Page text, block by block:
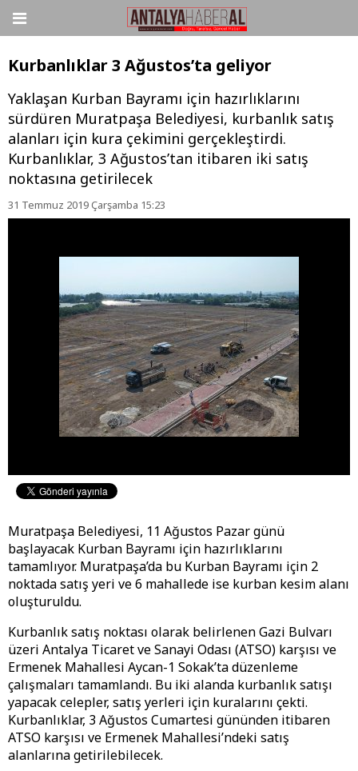
Kurbanlıklar 3 Ağustos’ta geliyor
Yaklaşan Kurban Bayramı için hazırlıklarını
sürdüren Muratpaşa Belediyesi, kurbanlık satış
alanları için kura çekimini gerçekleştirdi.
Kurbanlıklar, 3 Ağustos’tan itibaren iki satış
noktasına getirilecek
31 Temmuz 2019 Çarşamba 15:23
Muratpaşa Belediyesi, 11 Ağustos Pazar günü
başlayacak Kurban Bayramı için hazırlıklarını
tamamlıyor. Muratpaşa’da bu Kurban Bayramı için 2
noktada satış yeri ve 6 mahallede ise kurban kesim alanı
oluşturuldu.
Kurbanlık satış noktası olarak belirlenen Gazi Bulvarı
üzeri Antalya Ticaret ve Sanayi Odası (ATSO) karşısı ve
Ermenek Mahallesi Aycan-1 Sokak’ta düzenleme
çalışmaları tamamlandı. Bu iki alanda kurbanlık satışı
yapacak celepler, satış yerleri için kuralarını çekti.
Kurbanlıklar, 3 Ağustos Cumartesi gününden itibaren
ATSO karşısı ve Ermenek Mahallesi’ndeki satış
alanlarına getirilebilecek.